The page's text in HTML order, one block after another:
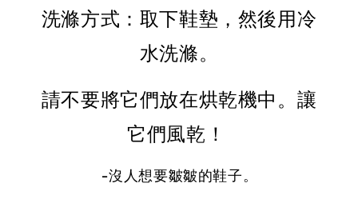
洗滌方式：取下鞋墊，然後用冷
水洗滌。
請不要將它們放在烘乾機中。讓
它們風乾！
-沒人想要皺皺的鞋子。